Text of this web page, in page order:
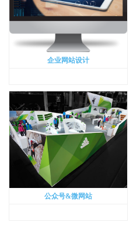
企业网站设计
公众号&微网站